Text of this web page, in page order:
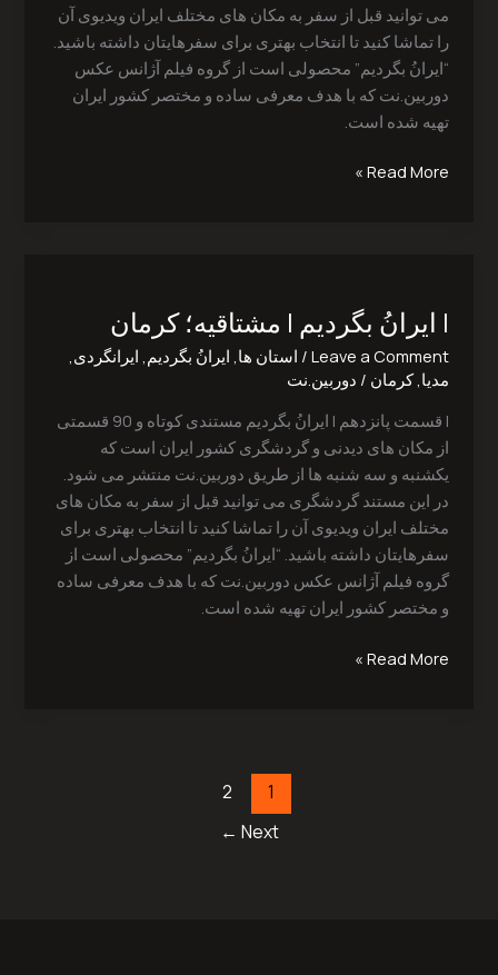
می توانید قبل از سفر به مکان های مختلف ایران ویدیوی آن
را تماشا کنید تا انتخاب بهتری برای سفرهایتان داشته باشید.
“ایرانُ بگردیم” محصولی است از گروه فیلم آژانس عکس
دوربین.نت که با هدف معرفی ساده و مختصر کشور ایران
تهیه شده است.
Read More »
| ایرانُ بگردیم | مشتاقیه؛ کرمان
Leave a Comment
/ استان ها ایرانُ بگردیم ایرانگردی
مدیا ,کرمان / دوربین.نت
| قسمت پانزدهم | ایرانُ بگردیم مستندی کوتاه و 90 قسمتی
از مکان های دیدنی و گردشگری کشور ایران است که
یکشنبه و سه شنبه ها از طریق دوربین.نت منتشر می شود.
در این مستند گردشگری می توانید قبل از سفر به مکان های
مختلف ایران ویدیوی آن را تماشا کنید تا انتخاب بهتری برای
سفرهایتان داشته باشید. “ایرانُ بگردیم” محصولی است از
گروه فیلم آژانس عکس دوربین.نت که با هدف معرفی ساده
و مختصر کشور ایران تهیه شده است.
بگردیم
مشتاقیه؛
Read More »
1
2
Next
←